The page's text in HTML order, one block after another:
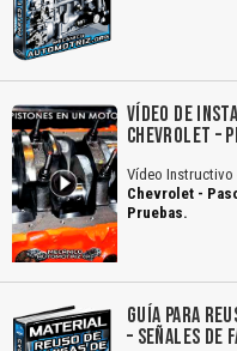
VÍDEO DE
CHEVROLET –
Vídeo Instructivo
Chevrolet -
Pruebas.
GUÍA PARA
– SEÑALES DE